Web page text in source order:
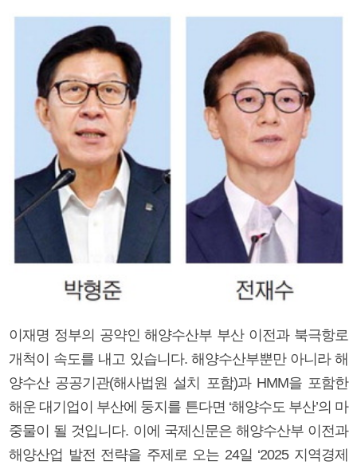
이재명 정부의 공약인 해양수산부 부산 이전과 북극항로
개척이 속도를 내고 있습니다. 해양수산부뿐만 아니라 해
양수산 공공기관(해사법원 설치 포함)과 HMM을 포함한
해운 대기업이 부산에 둥지를 튼다면 ‘해양수도 부산’의 마
중물이 될 것입니다. 이에 국제신문은 해양수산부 이전과
해양산업 발전 전략을 주제로 오는 24일 ‘2025 지역경제